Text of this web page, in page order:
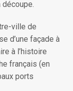
découpe.
ville de
d’une façade à
à l’histoire
français (en
ports